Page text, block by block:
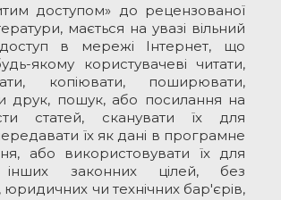
доступом» до рецензованої
мається на увазі вільний
доступ в мережі Інтернет, що
якому користувачеві читати,
копіювати, поширювати,
друк, пошук, або посилання на
статей, сканувати їх для
їх як дані в програмне
або використовувати їх для
інших законних цілей, без
юридичних чи технічних бар'єрів,